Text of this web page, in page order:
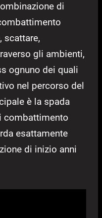
di
scattare,
gli ambienti,
ognuno dei quali
nel percorso del
è la spada
combattimento
esattamente
di inizio anni